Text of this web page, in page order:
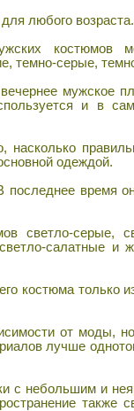
любого возраста.
костюмов
темно-серые,
мужское
и в
насколько
одеждой.
время
светло-серые,
салатные и
костюма только
от моды,
лучше
с небольшим и
также